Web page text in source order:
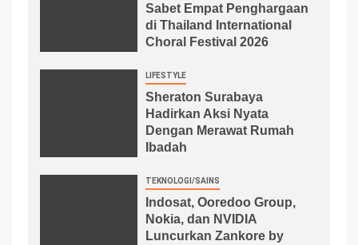
Sabet Empat Penghargaan
di Thailand International
Choral Festival 2026
LIFESTYLE
Sheraton Surabaya
Hadirkan Aksi Nyata
Dengan Merawat Rumah
Ibadah
TEKNOLOGI/SAINS
Indosat, Ooredoo Group,
Nokia, dan NVIDIA
Luncurkan Zankore by